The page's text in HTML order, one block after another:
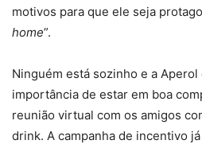
motivos para que ele seja
home”.
Ninguém está sozinho e a
importância de estar em boa
reunião virtual com os amigos
drink. A campanha de incentivo